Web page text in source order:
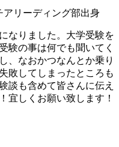
リーディング部出身
なりました。大学受験を
験の事は何でも聞いてく
、なおかつなんとか乗り
敗してしまったところも
談も含めて皆さんに伝え
宜しくお願い致します！